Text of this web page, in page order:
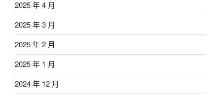
2025 年 4 月
2025 年 3 月
2025 年 2 月
2025 年 1 月
2024 年 12 月